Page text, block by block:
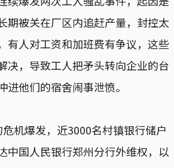
期被关在厂区内追赶产量，封控太
有人对工资和加班费有争议，这些
决，导致工人把矛头转向企业的台
进他们的宿舍闹事泄愤。
机爆发，近3000名村镇银行储户
中国人民银行郑州分行外维权，以